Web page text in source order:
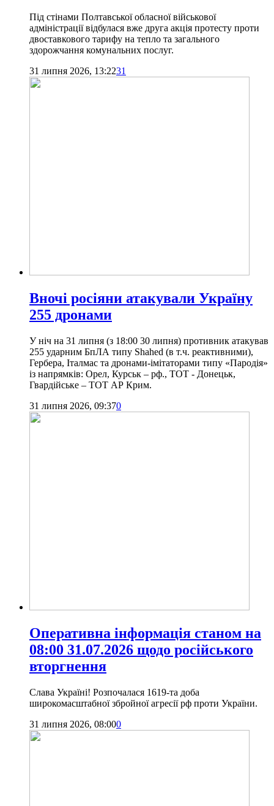
Під стінами Полтавської обласної військової
адміністрації відбулася вже друга акція протесту проти
двоставкового тарифу на тепло та загального
здорожчання комунальних послуг.
31 липня 2026, 13:2231
Вночі росіяни атакували Україну
255 дронами
У ніч на 31 липня (з 18:00 30 липня) противник атакував
255 ударним БпЛА типу Shahed (в т.ч. реактивними),
Гербера, Італмас та дронами-імітаторами типу «Пародія»
із напрямків: Орел, Курськ – рф., ТОТ - Донецьк,
Гвардійське – ТОТ АР Крим.
31 липня 2026, 09:370
Оперативна інформація станом на
08:00 31.07.2026 щодо російського
вторгнення
Слава Україні! Розпочалася 1619-та доба
широкомасштабної збройної агресії рф проти України.
31 липня 2026, 08:000